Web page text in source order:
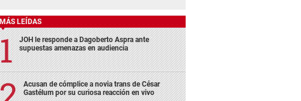
MÁS LEÍDAS
JOH le responde a Dagoberto Aspra ante
supuestas amenazas en audiencia
Acusan de cómplice a novia trans de César
Gastélum por su curiosa reacción en vivo